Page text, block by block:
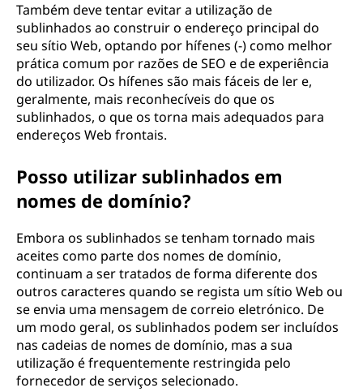
Também deve tentar evitar a utilização de
sublinhados ao construir o endereço principal do
seu sítio Web, optando por hífenes (-) como melhor
prática comum por razões de SEO e de experiência
do utilizador. Os hífenes são mais fáceis de ler e,
geralmente, mais reconhecíveis do que os
sublinhados, o que os torna mais adequados para
endereços Web frontais.
Posso utilizar sublinhados em
nomes de domínio?
Embora os sublinhados se tenham tornado mais
aceites como parte dos nomes de domínio,
continuam a ser tratados de forma diferente dos
outros caracteres quando se regista um sítio Web ou
se envia uma mensagem de correio eletrónico. De
um modo geral, os sublinhados podem ser incluídos
nas cadeias de nomes de domínio, mas a sua
utilização é frequentemente restringida pelo
fornecedor de serviços selecionado.